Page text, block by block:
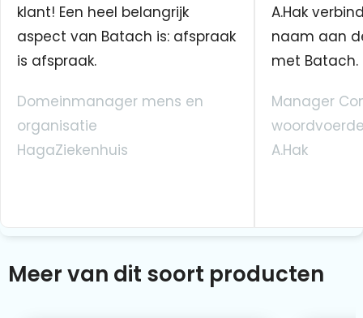
klant! Een heel belangrijk
aspect van Batach is: afspraak
is afspraak.
Domeinmanager mens en
organisatie
HagaZiekenhuis
A.Hak
naam aan
met Batach.
Manager
A.Hak
Meer van dit soort producten